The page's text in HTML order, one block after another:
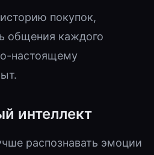
покупок,
общения каждого
настоящему
интеллект
распознавать эмоции